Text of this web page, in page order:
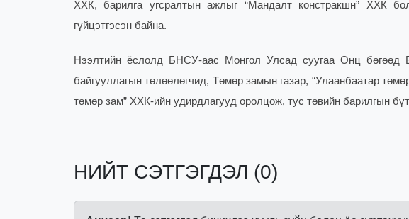
ХХК, барилга угсралтын ажлыг “Мандалт констракшн” ХХК
гүйцэтгэсэн байна.
Нээлтийн ёслолд БНСУ-аас Монгол Улсад суугаа Онц
байгууллагын төлөөлөгчид, Төмөр замын газар, “Улаанбаатар
төмөр зам” ХХК-ийн удирдлагууд оролцож, тус төвийн барилгын
НИЙТ СЭТГЭГДЭЛ (0)